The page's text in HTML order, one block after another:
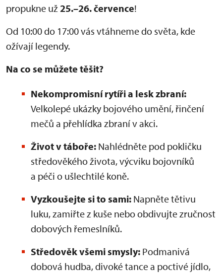
propukne už 25.–26. července!
Od 10:00 do 17:00 vás vtáhneme do světa, kde
ožívají legendy.
Na co se můžete těšit?
Nekompromisní rytíři a lesk zbraní:
Velkolepé ukázky bojového umění, řinčení
mečů a přehlídka zbraní v akci.
Život v táboře: Nahlédněte pod pokličku
středověkého života, výcviku bojovníků
a péči o ušlechtilé koně.
Vyzkoušejte si to sami: Napněte tětivu
luku, zamiřte z kuše nebo obdivujte zručnost
dobových řemeslníků.
Středověk všemi smysly: Podmanivá
dobová hudba, divoké tance a poctivé jídlo,